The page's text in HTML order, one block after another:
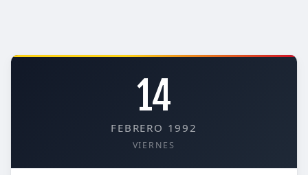
14
FEBRERO 1992
VIERNES